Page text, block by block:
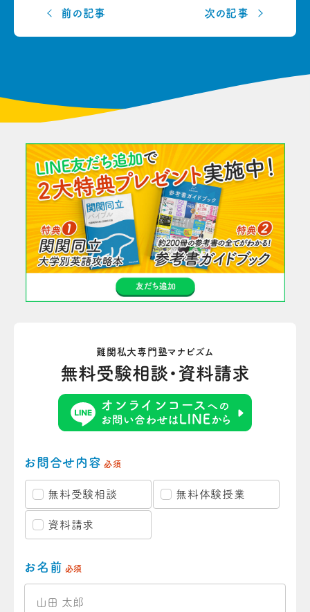
前の記事 次の記事
難関私大専門塾マナビズム
無料受験相談・資料請求
お問合せ内容 必須
無料受験相談 無料体験授業
資料請求
お名前 必須